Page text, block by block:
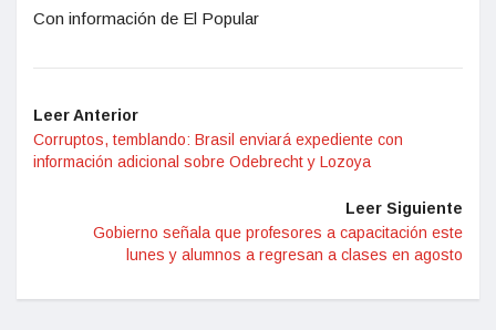
Con información de El Popular
Leer Anterior
Corruptos, temblando: Brasil enviará expediente con
información adicional sobre Odebrecht y Lozoya
Leer Siguiente
Gobierno señala que profesores a capacitación este
lunes y alumnos a regresan a clases en agosto